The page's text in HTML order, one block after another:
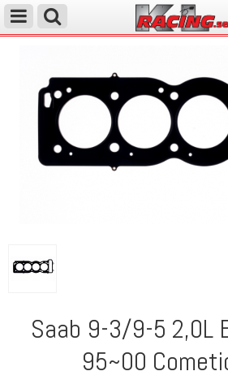
Saab 9-3/9-5 2,0L
95~00